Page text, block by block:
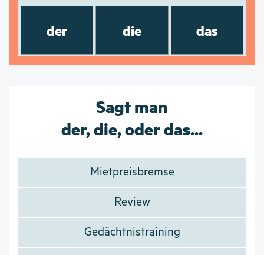
der die das
Sagt man
der, die, oder das...
Mietpreisbremse
Review
Gedächtnistraining